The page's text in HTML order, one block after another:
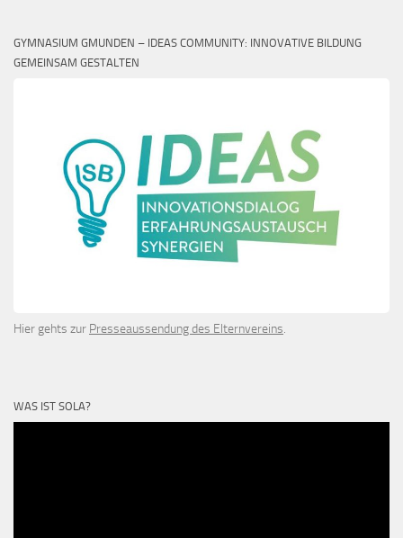
GYMNASIUM GMUNDEN – IDEAS COMMUNITY: INNOVATIVE BILDUNG
GEMEINSAM GESTALTEN
Hier gehts zur Presseaussendung des Elternvereins.
WAS IST SOLA?